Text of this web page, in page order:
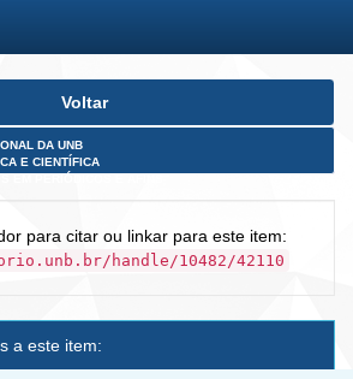
Voltar
DA UNB
E CIENTÍFICA
para citar ou linkar para este item:
handle/10482/42110
a este item: